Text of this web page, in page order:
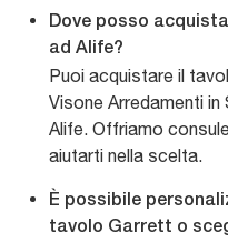
Dove posso
ad Alife?
Puoi acquistare il
Visone Arredamenti
Alife. Offriamo
aiutarti nella scelta.
È possibile
tavolo Garrett o